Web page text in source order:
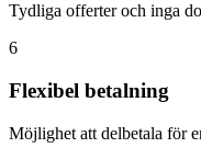
Tydliga offerter och inga
6
Flexibel betalning
Möjlighet att delbetala för